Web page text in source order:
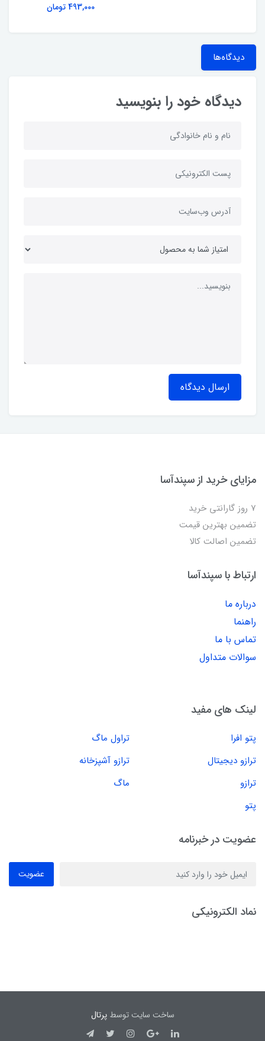
493,000 تومان
دیدگاه‌ها
دیدگاه خود را بنویسید
ارسال دیدگاه
مزایای خرید از سپندآسا
7 روز گارانتی خرید
تضمین بهترین قیمت
تضمین اصالت کالا
ارتباط با سپندآسا
درباره ما
راهنما
تماس با ما
سوالات متداول
لینک های مفید
پتو افرا
تراول ماگ
ترازو دیجیتال
ترازو آشپزخانه
ترازو
ماگ
پتو
عضویت در خبرنامه
عضویت
نماد الکترونیکی
ساخت سایت توسطپرتال